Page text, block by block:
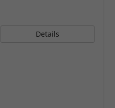
Details